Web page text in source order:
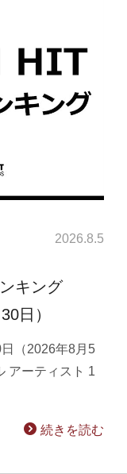
2026.8.5
キング
日）
（2026年8月5
アーティスト 1
続きを読む